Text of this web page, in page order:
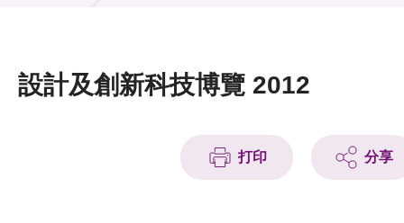
活動及消息
設計及創新科技博覽 2012
打印 分享